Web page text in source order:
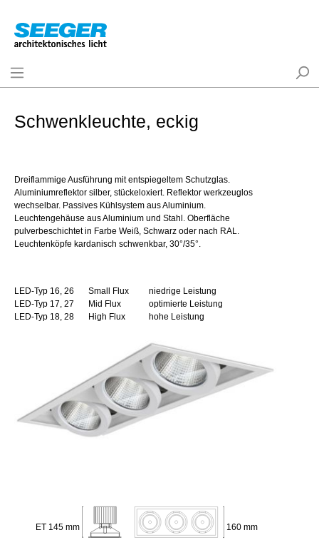
Schwenkleuchte, eckig
Dreiflammige Ausführung mit entspiegeltem Schutzglas.
Aluminiumreflektor silber, stückeloxiert. Reflektor werkzeuglos
wechselbar. Passives Kühlsystem aus Aluminium.
Leuchtengehäuse aus Aluminium und Stahl. Oberfläche
pulverbeschichtet in Farbe Weiß, Schwarz oder nach RAL.
Leuchtenköpfe kardanisch schwenkbar, 30°/35°.
LED-Typ 16, 26 Small Flux
niedrige Leistung
LED-Typ 17, 27
Mid Flux
optimierte Leistung
LED-Typ 18, 28
High Flux hohe Leistung
ET 145 mm 160 mm